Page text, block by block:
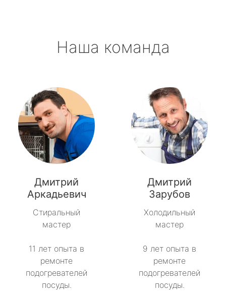
Наша команда
Дмитрий
Аркадьевич
Стиральный
мастер
11 лет опыта в
ремонте
подогревателей
посуды.
Дмитрий
Зарубов
Холодильный
мастер
9 лет опыта в
ремонте
подогревателей
посуды.